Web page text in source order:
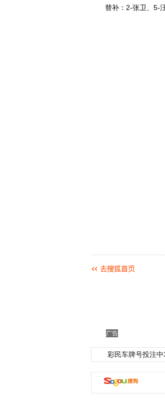
替补：2-张卫、5-汪
广告
彩民车牌号投注